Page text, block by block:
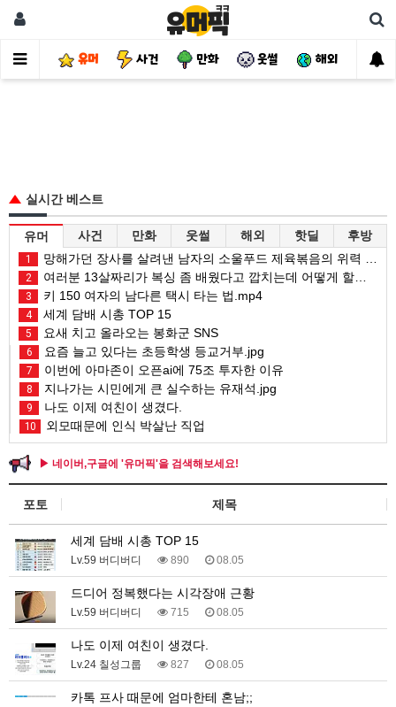
유머 사건 만화 웃썰 해외 핫
실시간 베스트
유머 사건 만화 웃썰 해외 핫딜 후방
1 망해가던 장사를 살려낸 남자의 소울푸드 제육볶음의 위력 ㅋㅋ
2 여러분 13살짜리가 복싱 좀 배웠다고 깝치는데 어떻게 할까요?
3 키 150 여자의 남다른 택시 타는 법.mp4
4 세계 담배 시총 TOP 15
5 요새 치고 올라오는 봉화군 SNS
6 요즘 늘고 있다는 초등학생 등교거부.jpg
7 이번에 아마존이 오픈ai에 75조 투자한 이유
8 지나가는 시민에게 큰 실수하는 유재석.jpg
9 나도 이제 여친이 생겼다.
10 외모때문에 인식 박살난 직업
▶ 네이버,구글에 '유머픽'을 검색해보세요!
포토 제목
세계 담배 시총 TOP 15
Lv.59 버디버디 890 08.05
드디어 정복했다는 시각장애 근황
Lv.59 버디버디 715 08.05
나도 이제 여친이 생겼다.
Lv.24 칠성그룹 827 08.05
카톡 프사 때문에 엄마한테 혼남;;